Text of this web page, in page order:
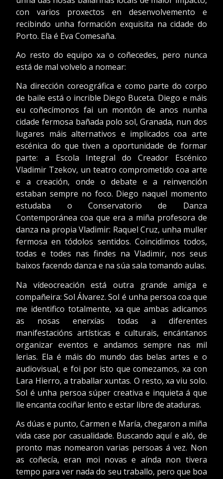
con varios proxectos en desenvolvemento e
recibindo unha formación exquisita na cidade do
Porto. Ela é Eva Comesaña.
Ao resto do equipo xa o coñecedes, pero nunca
está de mal volvelo a nomear:
Na dirección coreográfica e como parte do corpo
de baile está o incrible Diego Buceta. Diego e máis
eu coñecímonos fai un montón de anos nunha
cidade fermosa bañada polo sol, Granada, nun dos
lugares máis alternativos e implicados coa arte
escénica do que tiven a oportunidade de formar
parte: a Escola Integral do Creador Escénico
Vladimir Tzekov, un teatro comprometido coa arte
e a creación, onde o debate e a reinvención
estaban sempre no foco. Diego naquel momento
estudaba o Conservatorio de Danza
Contemporánea coa que era a miña profesora de
danza na propia Vladimir: Raquel Cruz, unha muller
fermosa en tódolos sentidos. Coincidimos todos,
todas e todes nas findes na Vladimir, nos seus
baixos facendo danza e na súa sala tomando aulas.
Na vídeocreación está outra grande amiga e
compañeira: Sol Álvarez. Sol é unha persoa coa que
me identifico totalmente, xa que ambas adicamos
as nosas enerxías todas a diferentes
manifestacións artísticas e culturais, encántanos
organizar eventos e andamos sempre nas mil
lerias. Ela é máis do mundo das belas artes e o
audiovisual, e foi por isto que comezamos, xa con
Lara Hierro, a traballar xuntas. O resto, xa viu solo.
Sol é unha persoa súper creativa e inquieta á que
lle encanta cociñar lento e estar libre de ataduras.
As dúas e punto, Carmen e María, chegaron a miña
vida case por casualidade. Buscando aquí e aló, de
pronto mas nomearon varias persoas á vez. Non
as coñecía, eran moi novas e aínda non tivera
tempo para ver nada do seu traballo, pero que boa